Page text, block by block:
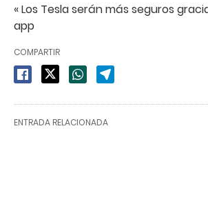
« Los Tesla serán más seguros
app
COMPARTIR
ENTRADA RELACIONADA